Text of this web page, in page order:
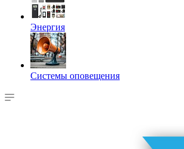
Энергия
Системы оповещения